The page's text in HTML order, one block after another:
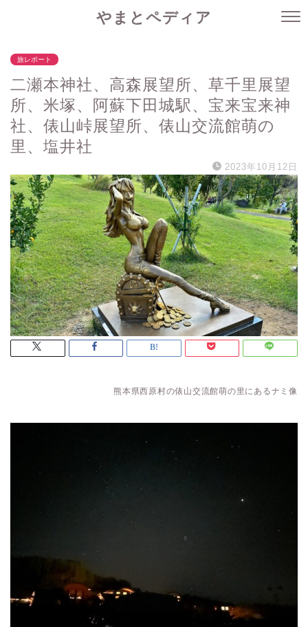
やまとペディア
旅レポート
二瀬本神社、高森展望所、草千里展望
所、米塚、阿蘇下田城駅、宝来宝来神
社、俵山峠展望所、俵山交流館萌の
里、塩井社
2023年10月12日
熊本県西原村の俵山交流館萌の里にあるナミ像